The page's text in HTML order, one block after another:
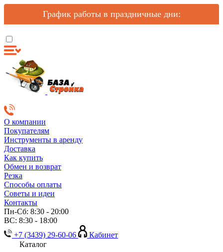
График работы в праздничные дни:
О компании
Покупателям
Инструменты в аренду
Доставка
Как купить
Обмен и возврат
Резка
Способы оплаты
Советы и идеи
Контакты
Пн-Сб: 8:30 - 20:00
ВС: 8:30 - 18:00
+7 (3439) 29-60-06
Кабинет
Каталог